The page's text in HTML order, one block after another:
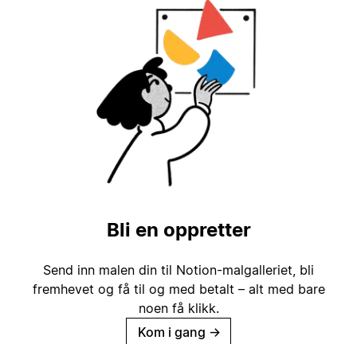
Bli en oppretter
Send inn malen din til Notion-malgalleriet, bli
fremhevet og få til og med betalt – alt med bare
noen få klikk.
Kom i gang →